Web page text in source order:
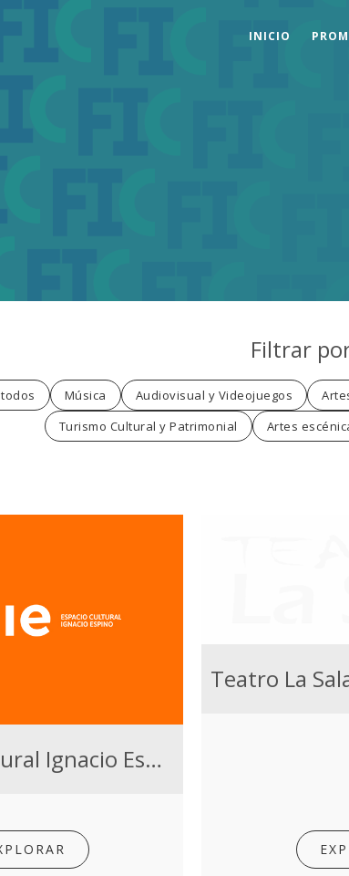
INICIO
Filtrar
Música Audiovisual y Videojuegos
Turismo Cultural y Patrimonial
Artes
Espacio Cultural Ignacio Espino